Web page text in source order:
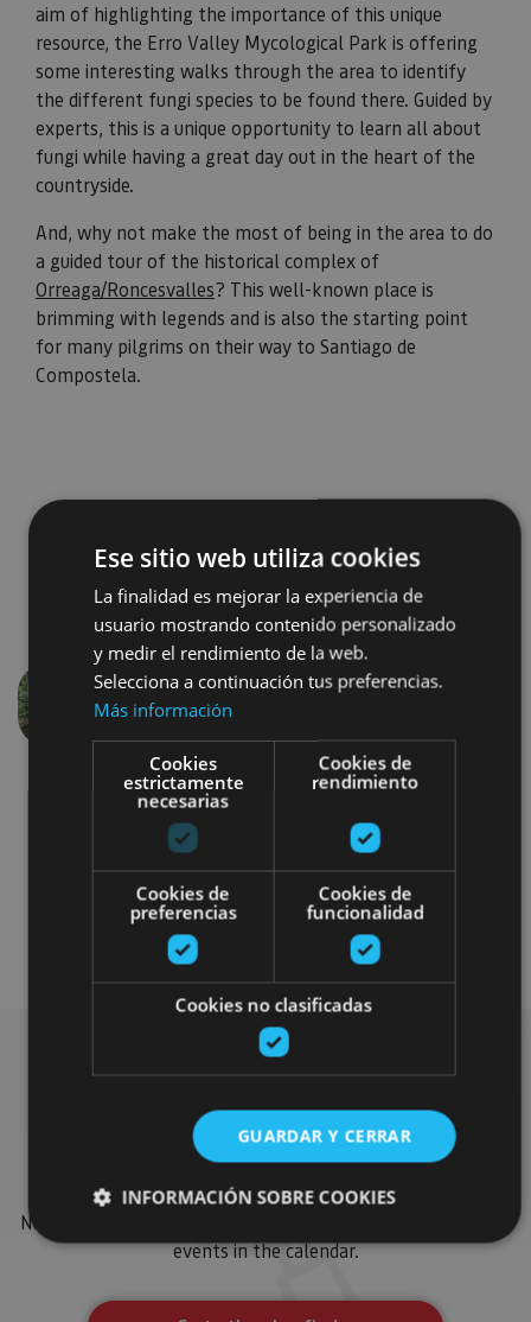
aim of highlighting the importance of this unique
resource, the Erro Valley Mycological Park is offering
some interesting walks through the area to identify
the different fungi species to be found there. Guided by
experts, this is a unique opportunity to learn all about
fungi while having a great day out in the heart of the
countryside.
And, why not make the most of being in the area to do
a guided tour of the historical complex of
Orreaga/Roncesvalles? This well-known place is
brimming with legends and is also the starting point
for many pilgrims on their way to Santiago de
Compostela.
Previous
Visitas guiadas Gastronomía
Find more plans
Find more plans and suggestions to round off your trip in
Navarre: organised activities, tours and the most important
events in the calendar.
Ese sitio web utiliza cookies
La finalidad es mejorar la experiencia de
usuario mostrando contenido personalizado
y medir el rendimiento de la web.
Selecciona a continuación tus preferencias.
Más información
Cookies
estrictamente
necesarias
Cookies de
rendimiento
Cookies de
preferencias
Cookies de
funcionalidad
Cookies no clasificadas
GUARDAR Y CERRAR
INFORMACIÓN SOBRE COOKIES